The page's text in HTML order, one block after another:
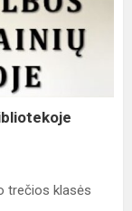
trečios klasės